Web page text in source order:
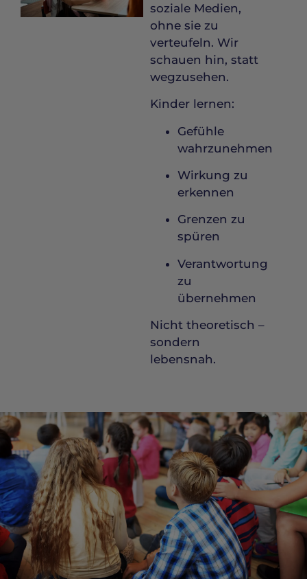
soziale Medien,
ohne sie zu
verteufeln. Wir
schauen hin, statt
wegzusehen.
Kinder lernen:
Gefühle
wahrzunehmen
Wirkung zu
erkennen
Grenzen zu
spüren
Verantwortung
zu
übernehmen
Nicht theoretisch –
sondern
lebensnah.